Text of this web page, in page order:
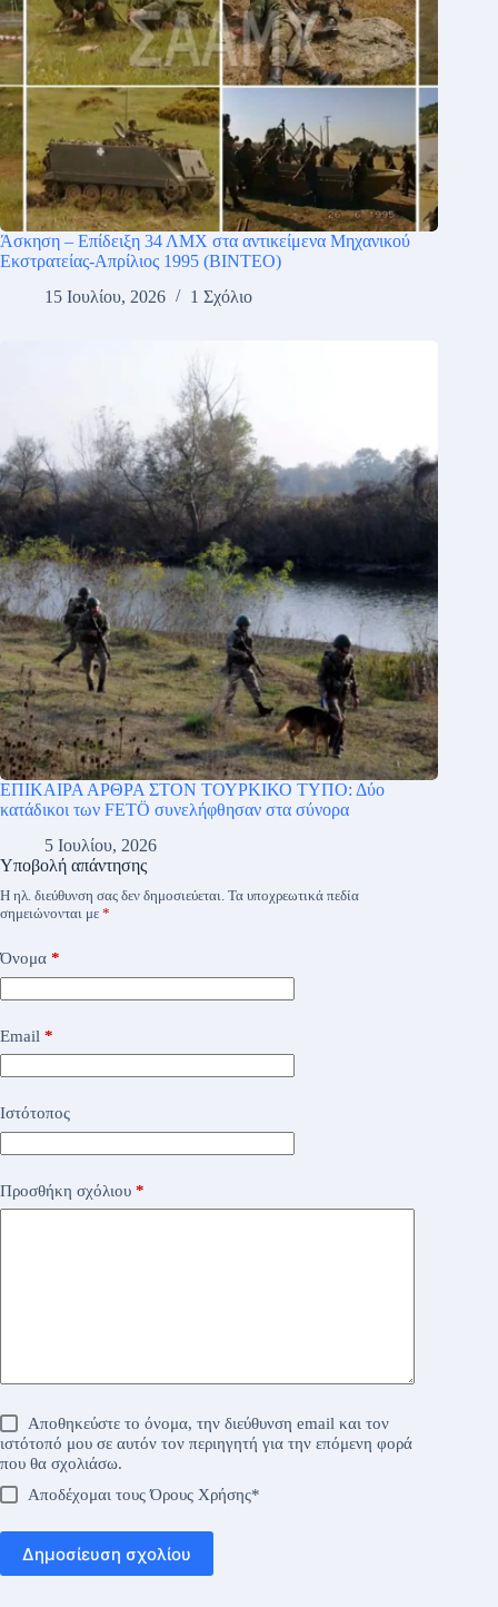
Άσκηση – Επίδειξη 34 ΛΜΧ στα αντικείμενα Μηχανικού
Εκστρατείας-Απρίλιος 1995 (ΒΙΝΤΕΟ)
15 Ιουλίου, 2026
1 Σχόλιο
ΕΠΙΚΑΙΡΑ ΑΡΘΡΑ ΣΤΟΝ ΤΟΥΡΚΙΚΟ ΤΥΠΟ: Δύο
κατάδικοι των FETÖ συνελήφθησαν στα σύνορα
5 Ιουλίου, 2026
Υποβολή απάντησης
Η ηλ. διεύθυνση σας δεν δημοσιεύεται. Τα υποχρεωτικά πεδία
σημειώνονται με *
Όνομα *
Email *
Ιστότοπος
Προσθήκη σχόλιου *
Αποθηκεύστε το όνομα, την διεύθυνση email και τον
ιστότοπό μου σε αυτόν τον περιηγητή για την επόμενη φορά
που θα σχολιάσω.
Αποδέχομαι τουςΌρους Χρήσης*
Δημοσίευση σχολίου